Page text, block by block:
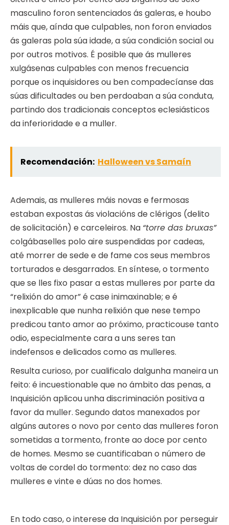
masculino foron sentenciados ás galeras, e houbo
máis que, aínda que culpables, non foron enviados
ás galeras pola súa idade, a súa condición social ou
por outros motivos. É posible que ás mulleres
xulgásenas culpables con menos frecuencia
porque os inquisidores ou ben compadecíanse das
súas dificultades ou ben perdoaban a súa conduta,
partindo dos tradicionais conceptos eclesiásticos
da inferioridade e a muller.
Recomendación: Halloween vs Samaín
Ademais, as mulleres máis novas e fermosas
estaban expostas ás violacións de clérigos (delito
de solicitación) e carceleiros. Na “torre das bruxas”
colgábaselles polo aire suspendidas por cadeas,
até morrer de sede e de fame cos seus membros
torturados e desgarrados. En síntese, o tormento
que se lles fixo pasar a estas mulleres por parte da
“relixión do amor” é case inimaxinable; e é
inexplicable que nunha relixión que nese tempo
predicou tanto amor ao próximo, practicouse tanto
odio, especialmente cara a uns seres tan
indefensos e delicados como as mulleres.
Resulta curioso, por cualificalo dalgunha maneira un
feito: é incuestionable que no ámbito das penas, a
Inquisición aplicou unha discriminación positiva a
favor da muller. Segundo datos manexados por
algúns autores o novo por cento das mulleres foron
sometidas a tormento, fronte ao doce por cento
de homes. Mesmo se cuantificaban o número de
voltas de cordel do tormento: dez no caso das
mulleres e vinte e dúas no dos homes.
En todo caso, o interese da Inquisición por perseguir